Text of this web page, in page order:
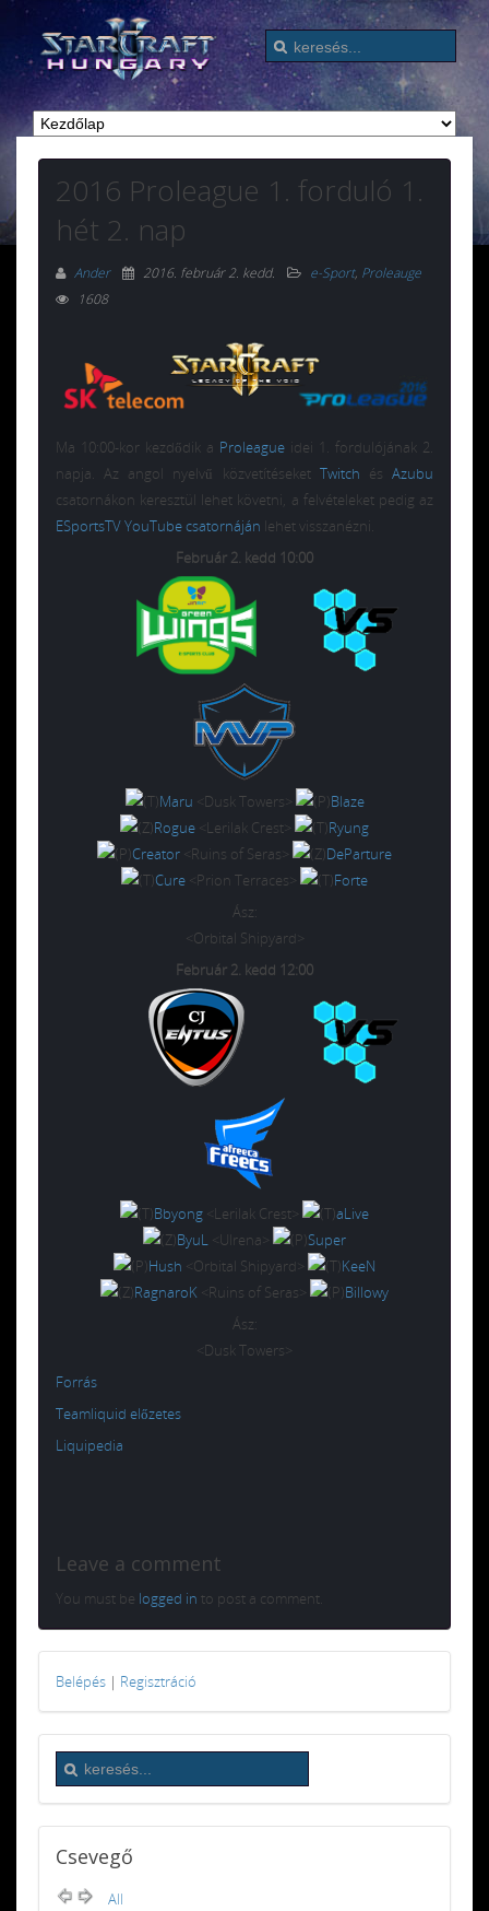
2016 Proleague 1. forduló 1.
hét 2. nap
Ander 2016. február 2. kedd. e-Sport, Proleauge
1608
Ma 10:00-kor kezdődik a Proleague idei 1. fordulójának 2.
napja. Az angol nyelvű közvetítéseket Twitch ésAzubu
csatornákon keresztül lehet követni, a felvételeket pedig az
ESportsTV YouTube csatornáján lehet visszanézni.
Február 2. kedd 10:00
Maru <Dusk Towers>
Blaze
Rogue <Lerilak Crest>
Ryung
Creator <Ruins of Seras>
DeParture
Cure <Prion Terraces>
Forte
Ász:
<Orbital Shipyard>
Február 2. kedd 12:00
Bbyong <Lerilak Crest>
aLive
ByuL <Ulrena>
Super
Hush <Orbital Shipyard>
KeeN
RagnaroK <Ruins of Seras>
Billowy
Ász:
<Dusk Towers>
Forrás
Teamliquid előzetes
Liquipedia
Leave a comment
You must be logged in to post a comment.
Belépés | Regisztráció
Csevegő
All